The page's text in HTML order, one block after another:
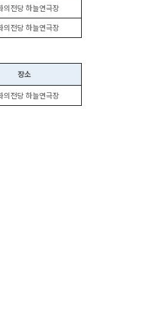
의전당 하늘연극장
의전당 하늘연극장
장소
의전당 하늘연극장